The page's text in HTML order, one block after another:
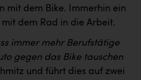
mit dem Bike. Immerhin ein
mit dem Rad in die Arbeit.
immer mehr Berufstätige
gegen das Bike tauschen
und führt dies auf zwei